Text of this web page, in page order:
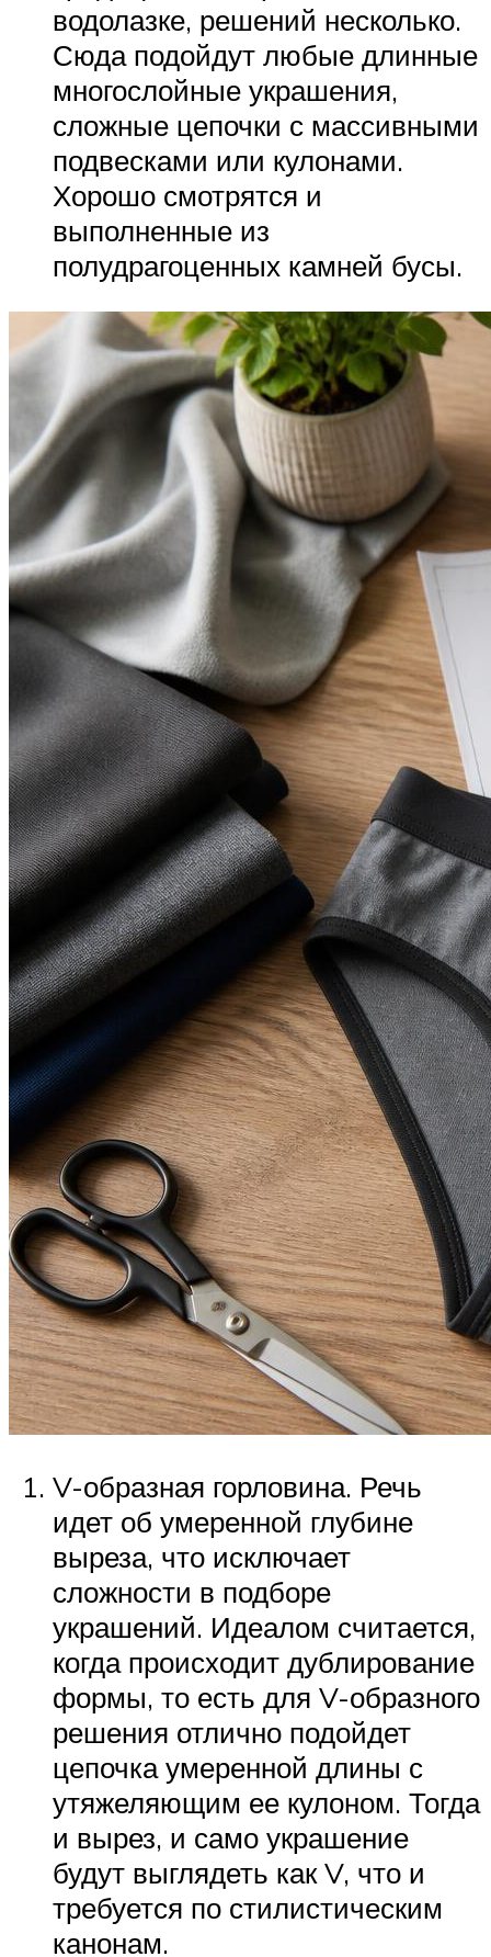
водолазке, решений несколько.
Сюда подойдут любые длинные
многослойные украшения,
сложные цепочки с массивными
подвесками или кулонами.
Хорошо смотрятся и
выполненные из
полудрагоценных камней бусы.
V-образная горловина. Речь
идет об умеренной глубине
выреза, что исключает
сложности в подборе
украшений. Идеалом считается,
когда происходит дублирование
формы, то есть для V-образного
решения отлично подойдет
цепочка умеренной длины с
утяжеляющим ее кулоном. Тогда
и вырез, и само украшение
будут выглядеть как V, что и
требуется по стилистическим
канонам.